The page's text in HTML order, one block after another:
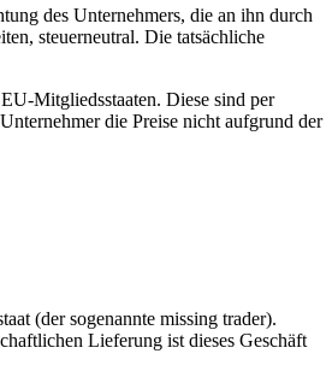
des Unternehmers, die an ihn durch
steuerneutral. Die tatsächliche
Mitgliedsstaaten. Diese sind per
die Preise nicht aufgrund der
(der sogenannte missing trader).
Lieferung ist dieses Geschäft